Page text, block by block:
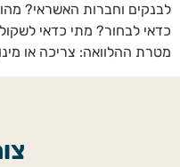
לבנקים וחברות האשראי?
כדאי לבחור? מתי כדאי
מטרת ההלוואה: צריכה או